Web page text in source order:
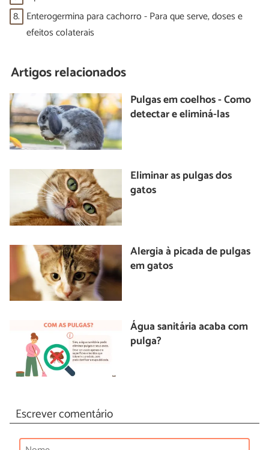
8. Enterogermina para cachorro - Para que serve, doses e
efeitos colaterais
Artigos relacionados
Pulgas em coelhos - Como
detectar e eliminá-las
Eliminar as pulgas dos
gatos
Alergia à picada de pulgas
em gatos
Água sanitária acaba com
pulga?
Escrever comentário